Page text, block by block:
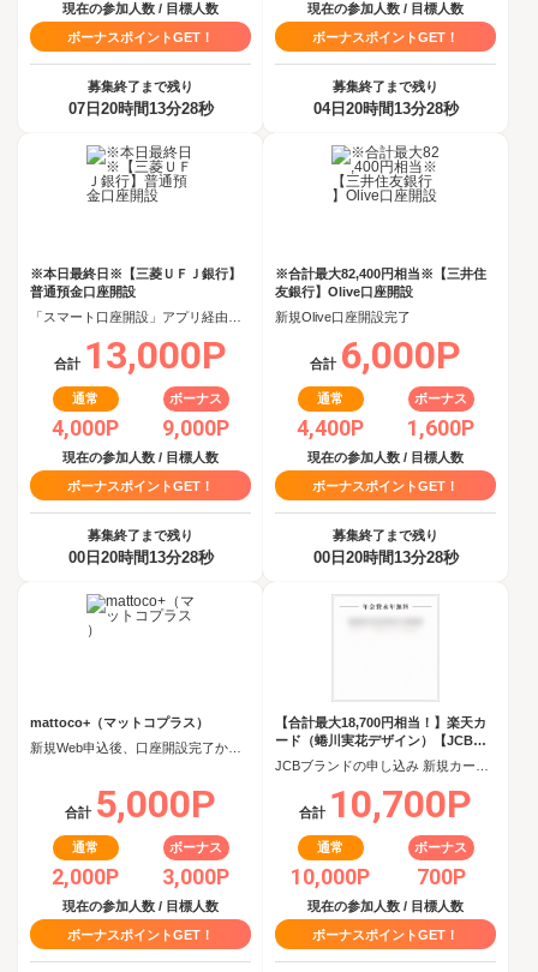
現在の参加人数 / 目標人数
ボーナスポイントGET！
募集終了まで残り
07日20時間13分27秒
現在の参加人数 / 目標人数
ボーナスポイントGET！
募集終了まで残り
04日20時間13分27秒
※本日最終日※【三菱ＵＦＪ銀行】
普通預金口座開設
合計 13,000P
通常
4,000P
ボーナス
9,000P
現在の参加人数 / 目標人数
ボーナスポイントGET！
募集終了まで残り
00日20時間13分27秒
※合計最大82,400円相当※【三井住
友銀行】Olive口座開設
新規Olive口座開設完了
合計 6,000P
通常
4,400P
ボーナス
1,600P
現在の参加人数 / 目標人数
ボーナスポイントGET！
募集終了まで残り
00日20時間13分27秒
mattoco+（マットコプラス）
合計 5,000P
通常
2,000P
ボーナス
3,000P
現在の参加人数 / 目標人数
ボーナスポイントGET！
【合計最大18,700円相当！】楽天カ
ード（蜷川実花デザイン）【JCBキ
ャンペーン実施中】
合計 10,700P
通常
10,000P
ボーナス
700P
現在の参加人数 / 目標人数
ボーナスポイントGET！